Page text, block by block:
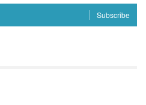
Subscribe